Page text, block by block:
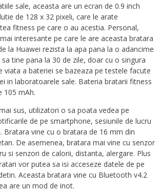
sale, aceasta are un ecran de 0.9 inch
de 128 x 32 pixeli, care le arate
fitness pe care o au acestia. Personal,
interesante pe care le are aceasta bratara
la Huawei rezista la apa pana la o adancime
tine pana la 30 de zile, doar cu o singura
viata a bateriei se bazeaza pe testele facute
in laboratoarele sale. Bateria bratarii fitness
105 mAh.
sus, utilizatori o sa poata vedea pe
de pe smartphone, sesiunile de lucru
Bratara vine cu o bratara de 16 mm din
De asemenea, bratara mai vine cu senzor
si senzori de calorii, distanta, alergare. Plus
vor putea sa isi acceseze datele de pe
Aceasta bratara vine cu Bluetooth v4.2
are un mod de inot.